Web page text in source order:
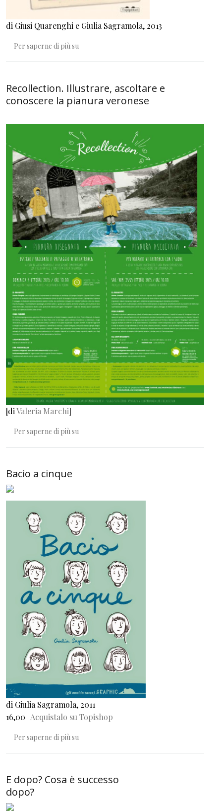
di Giusi Quarenghi e Giulia Sagramola, 2013
Per saperne di più su
Recollection. Illustrare, ascoltare e
conoscere la pianura veronese
[diValeria Marchi]
Per saperne di più su
Bacio a cinque
di Giulia Sagramola, 2011
16,00 | Acquistalo su Topishop
Per saperne di più su
E dopo? Cosa è successo
dopo?